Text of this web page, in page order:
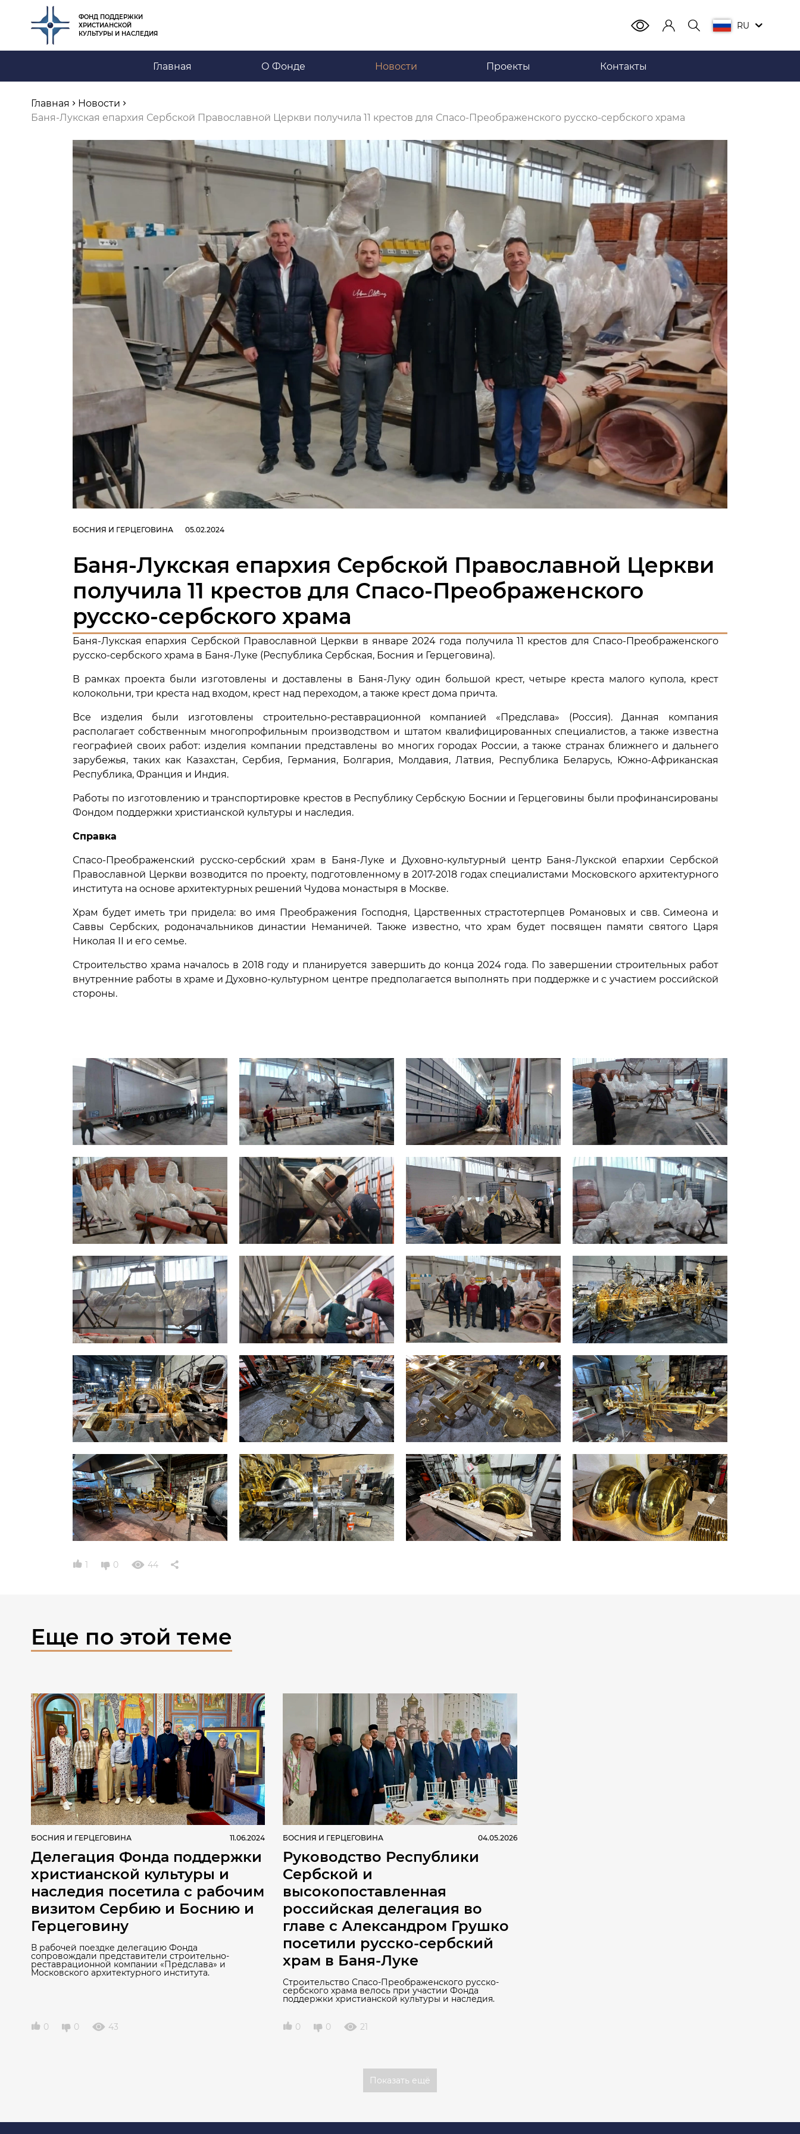
ФОНД ПОДДЕРЖКИ
ХРИСТИАНСКОЙ
КУЛЬТУРЫ И НАСЛЕДИЯ
RU
Главная О Фонде Новости Проекты Контакты
Главная
Новости
Баня-Лукская епархия Сербской Православной Церкви получила 11 крестов для Спасо-Преображенского русско-сербского храма
БОСНИЯ И ГЕРЦЕГОВИНА 05.02.2024
Баня-Лукская епархия Сербской Православной Церкви
получила 11 крестов для Спасо-Преображенского
русско-сербского храма
Баня-Лукская епархия Сербской Православной Церкви в январе 2024 года получила 11 крестов для Спасо-Преображенского
русско-сербского храма в Баня-Луке (Республика Сербская, Босния и Герцеговина).
В рамках проекта были изготовлены и доставлены в Баня-Луку один большой крест, четыре креста малого купола, крест
колокольни, три креста над входом, крест над переходом, а также крест дома причта.
Все изделия были изготовлены строительно-реставрационной компанией «Предслава» (Россия). Данная компания
располагает собственным многопрофильным производством и штатом квалифицированных специалистов, а также известна
географией своих работ: изделия компании представлены во многих городах России, а также странах ближнего и дальнего
зарубежья, таких как Казахстан, Сербия, Германия, Болгария, Молдавия, Латвия, Республика Беларусь, Южно-Африканская
Республика, Франция и Индия.
Работы по изготовлению и транспортировке крестов в Республику Сербскую Боснии и Герцеговины были профинансированы
Фондом поддержки христианской культуры и наследия.
Справка
Спасо-Преображенский русско-сербский храм в Баня-Луке и Духовно-культурный центр Баня-Лукской епархии Сербской
Православной Церкви возводится по проекту, подготовленному в 2017-2018 годах специалистами Московского архитектурного
института на основе архитектурных решений Чудова монастыря в Москве.
Храм будет иметь три придела: во имя Преображения Господня, Царственных страстотерпцев Романовых и свв. Симеона и
Саввы Сербских, родоначальников династии Неманичей. Также известно, что храм будет посвящен памяти святого Царя
Николая II и его семье.
Строительство храма началось в 2018 году и планируется завершить до конца 2024 года. По завершении строительных работ
внутренние работы в храме и Духовно-культурном центре предполагается выполнять при поддержке и с участием российской
стороны.
1 0 44
Еще по этой теме
БОСНИЯ И ГЕРЦЕГОВИНА 11.06.2024
Делегация Фонда поддержки
христианской культуры и
наследия посетила с рабочим
визитом Сербию и Боснию и
Герцеговину
В рабочей поездке делегацию Фонда
сопровождали представители строительно-
реставрационной компании «Предслава» и
Московского архитектурного института.
0 0 43
БОСНИЯ И ГЕРЦЕГОВИНА 04.05.2026
Руководство Республики
Сербской и
высокопоставленная
российская делегация во
главе с Александром Грушко
посетили русско-сербский
храм в Баня-Луке
Строительство Спасо-Преображенского русско-
сербского храма велось при участии Фонда
поддержки христианской культуры и наследия.
0 0 21
Показать ещё